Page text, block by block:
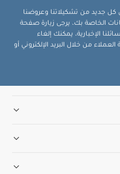
كل جديد من تشكيلاتنا وعروضنا
الخاصة بك، يرجى زيارة صفحة
الإخبارية، يمكنك إلغاء
من خلال البريد الإلكتروني أو